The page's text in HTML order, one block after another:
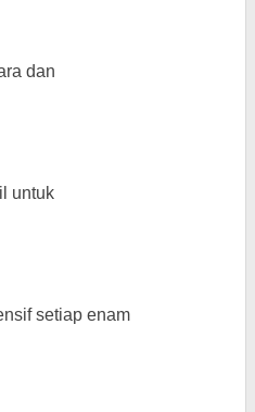
dan
untuk
setiap enam